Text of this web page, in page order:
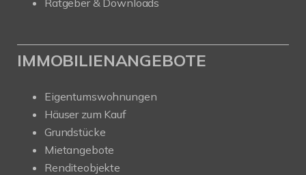
IMMOBILIENANGEBOTE
Eigentumswohnungen
Häuser zum Kauf
Grundstücke
Mietangebote
Renditeobjekte